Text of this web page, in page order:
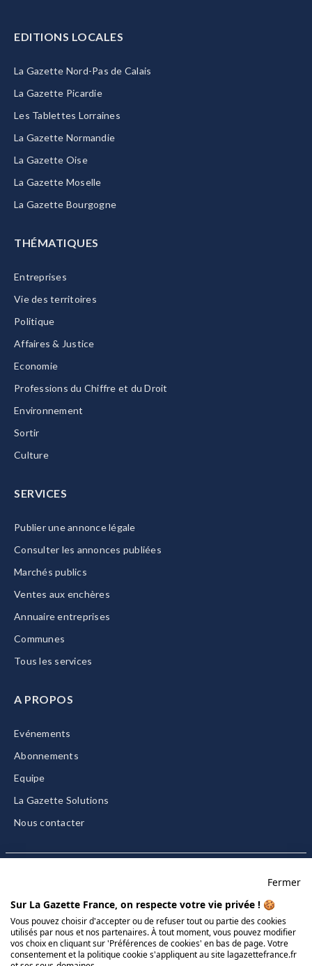
EDITIONS LOCALES
La Gazette Nord-Pas de Calais
La Gazette Picardie
Les Tablettes Lorraines
La Gazette Normandie
La Gazette Oise
La Gazette Moselle
La Gazette Bourgogne
THÉMATIQUES
Entreprises
Vie des territoires
Politique
Affaires & Justice
Economie
Professions du Chiffre et du Droit
Environnement
Sortir
Culture
SERVICES
Publier une annonce légale
Consulter les annonces publiées
Marchés publics
Ventes aux enchères
Annuaire entreprises
Communes
Tous les services
A PROPOS
Evénements
Abonnements
Equipe
La Gazette Solutions
Nous contacter
CGU/CGV
Données personnelles
Charte sur les cookies
Fermer
Sur La Gazette France, on respecte votre vie privée ! 🍪
Vous pouvez choisir d'accepter ou de refuser tout ou partie des cookies
utilisés par nous et nos partenaires. À tout moment, vous pouvez modifier
vos choix en cliquant sur 'Préférences de cookies' en bas de page. Votre
consentement et la politique cookie s'appliquent au site lagazettefrance.fr